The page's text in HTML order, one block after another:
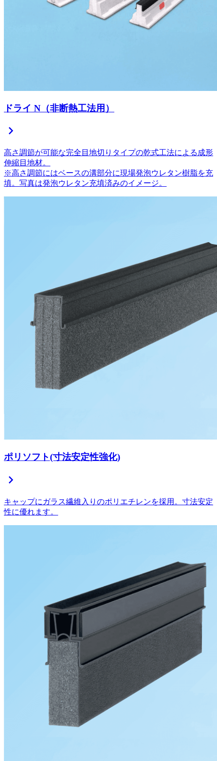
ドライ N（非断熱工法用）
chevron_right
高さ調節が可能な完全目地切りタイプの乾式工法による成形
伸縮目地材。
※高さ調節にはベースの溝部分に現場発泡ウレタン樹脂を充
填。写真は発泡ウレタン充填済みのイメージ。
ポリソフト(寸法安定性強化)
chevron_right
キャップにガラス繊維入りのポリエチレンを採用。寸法安定
性に優れます。